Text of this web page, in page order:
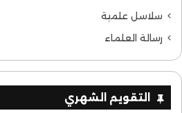
سلاسل علمية
رسالة العلماء
التقويم الشهري